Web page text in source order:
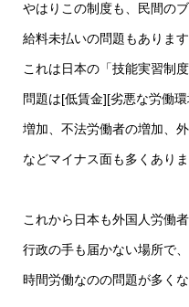
やはりこの制度も、民間の
給料未払いの問題もあります
これは日本の「技能実習制
問題は[低賃金][劣悪な労働
増加、不法労働者の増加、
などマイナス面も多くありま
これから日本も外国人労働
行政の手も届かない場所で
時間労働なのの問題が多くな